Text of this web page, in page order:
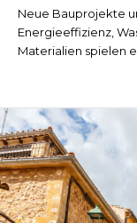
Neue Bauprojekte
Energieeffizienz,
Materialien spielen